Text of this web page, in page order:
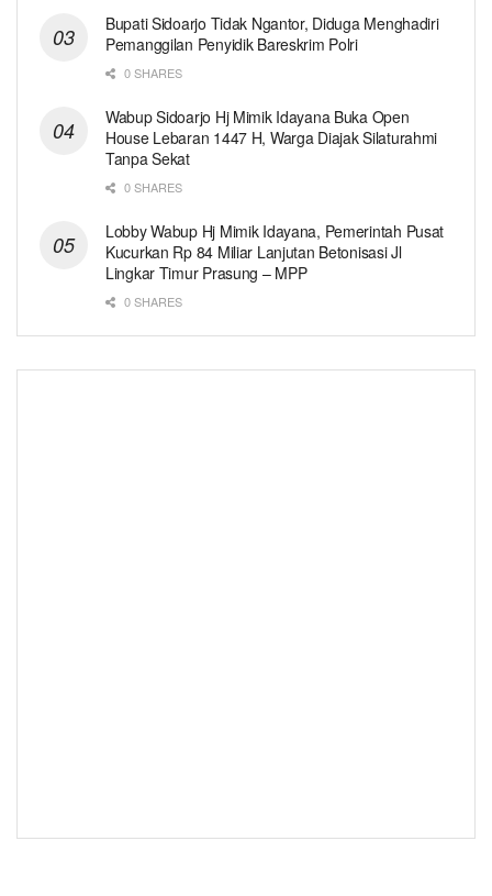
Bupati Sidoarjo Tidak Ngantor, Diduga Menghadiri
Pemanggilan Penyidik Bareskrim Polri
0 SHARES
Wabup Sidoarjo Hj Mimik Idayana Buka Open
House Lebaran 1447 H, Warga Diajak Silaturahmi
Tanpa Sekat
0 SHARES
Lobby Wabup Hj Mimik Idayana, Pemerintah Pusat
Kucurkan Rp 84 Miliar Lanjutan Betonisasi Jl
Lingkar Timur Prasung – MPP
0 SHARES